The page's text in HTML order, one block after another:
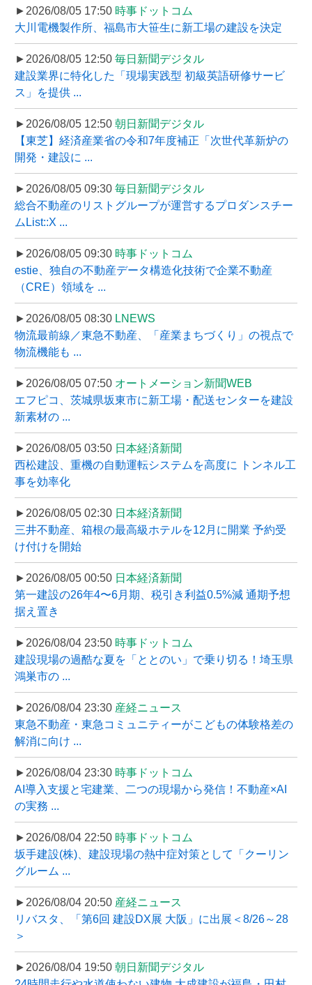
►2026/08/05 17:50 時事ドットコム
大川電機製作所、福島市大笹生に新工場の建設を決定
►2026/08/05 12:50 毎日新聞デジタル
建設業界に特化した「現場実践型 初級英語研修サービ
ス」を提供 ...
►2026/08/05 12:50 朝日新聞デジタル
【東芝】経済産業省の令和7年度補正「次世代革新炉の
開発・建設に ...
►2026/08/05 09:30 毎日新聞デジタル
総合不動産のリストグループが運営するプロダンスチー
ムList::X ...
►2026/08/05 09:30 時事ドットコム
estie、独自の不動産データ構造化技術で企業不動産
（CRE）領域を ...
►2026/08/05 08:30 LNEWS
物流最前線／東急不動産、「産業まちづくり」の視点で
物流機能も ...
►2026/08/05 07:50 オートメーション新聞WEB
エフピコ、茨城県坂東市に新工場・配送センターを建設
新素材の ...
►2026/08/05 03:50 日本経済新聞
西松建設、重機の自動運転システムを高度に トンネル工
事を効率化
►2026/08/05 02:30 日本経済新聞
三井不動産、箱根の最高級ホテルを12月に開業 予約受
け付けを開始
►2026/08/05 00:50 日本経済新聞
第一建設の26年4〜6月期、税引き利益0.5%減 通期予想
据え置き
►2026/08/04 23:50 時事ドットコム
建設現場の過酷な夏を「ととのい」で乗り切る！埼玉県
鴻巣市の ...
►2026/08/04 23:30 産経ニュース
東急不動産・東急コミュニティーがこどもの体験格差の
解消に向け ...
►2026/08/04 23:30 時事ドットコム
AI導入支援と宅建業、二つの現場から発信！不動産×AI
の実務 ...
►2026/08/04 22:50 時事ドットコム
坂手建設(株)、建設現場の熱中症対策として「クーリン
グルーム ...
►2026/08/04 20:50 産経ニュース
リバスタ、「第6回 建設DX展 大阪」に出展＜8/26～28
＞
►2026/08/04 19:50 朝日新聞デジタル